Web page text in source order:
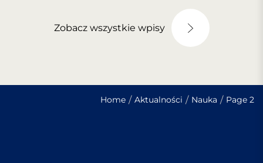
Zobacz wszystkie wpisy
Home Aktualności Nauka Page 2